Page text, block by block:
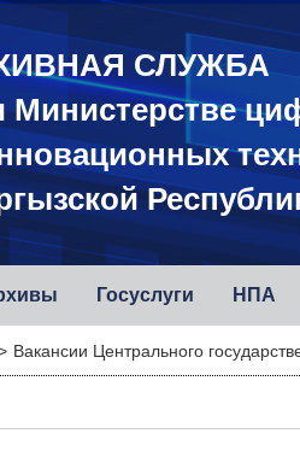
СЛУЖБА
Министерстве
Госуслуги НПА
Вакансии Центрального